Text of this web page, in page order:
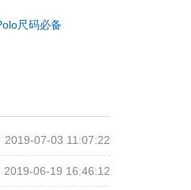
尺码必备
2019-07-03 11:07:22
2019-06-19 16:46:12